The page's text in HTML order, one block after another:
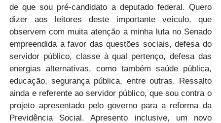
de que sou pré-candidato a deputado federal. Quero
dizer aos leitores deste importante veículo, que
observem com muita atenção a minha luta no Senado
empreendida a favor das questões sociais, defesa do
servidor público, classe à qual pertenço, defesa das
energias alternativas, como também saúde pública,
educação, segurança pública, entre outras. Ressalto
ainda e referente ao servidor público, que sou contra o
projeto apresentado pelo governo para a reforma da
Previdência Social. Apresento inclusive, um novo